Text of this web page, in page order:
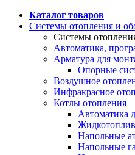
Каталог товаров
Системы отопления и
Системы
Автоматика,
Арматура для
Опорные
Воздушное
Инфракрасное
Котлы отопления
Автоматика
Напольные
Напольные